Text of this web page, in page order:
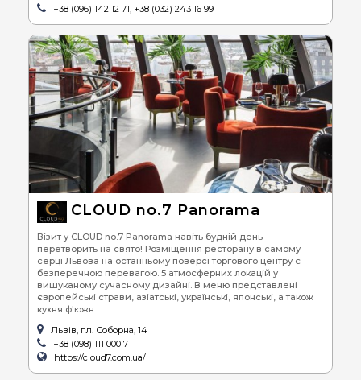
+38 (096) 142 12 71, +38 (032) 243 16 99
CLOUD no.7 Panorama
Візит у CLOUD no.7 Panorama навіть будній день
перетворить на свято! Розміщення ресторану в самому
серці Львова на останньому поверсі торгового центру є
безперечною перевагою. 5 атмосферних локацій у
вишуканому сучасному дизайні. В меню представлені
європейські страви, азіатські, українські, японські, а також
кухня ф'южн.
Львів, пл. Соборна, 14
+38 (098) 111 000 7
https://cloud7.com.ua/